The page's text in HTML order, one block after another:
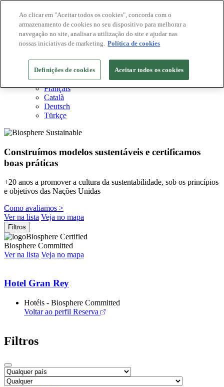
Destinos Biosphere
Empresas Biosphere
Como avaliamos
PT
English
Español
Français
Català
Deutsch
Türkçe
Construímos modelos sustentáveis ​​e certificamos
boas práticas
+20 anos a promover a cultura da sustentabilidade, sob os princípios
e objetivos das Nações Unidas
Como avaliamos >
Ver na lista Veja no mapa
Filtros
Biosphere Certified
Biosphere Committed
Ver na lista Veja no mapa
Hotel Gran Rey
Hotéis - Biosphere Committed
Voltar ao perfil Reserva
Filtros
Ao clicar em "Aceitar todos os cookies", concorda com o
armazenamento de cookies no seu dispositivo para melhorar a
navegação no site, analisar a utilização do site e ajudar nas
nossas iniciativas de marketing. Política de cookies
Definições de cookies Aceitar todos os cookies